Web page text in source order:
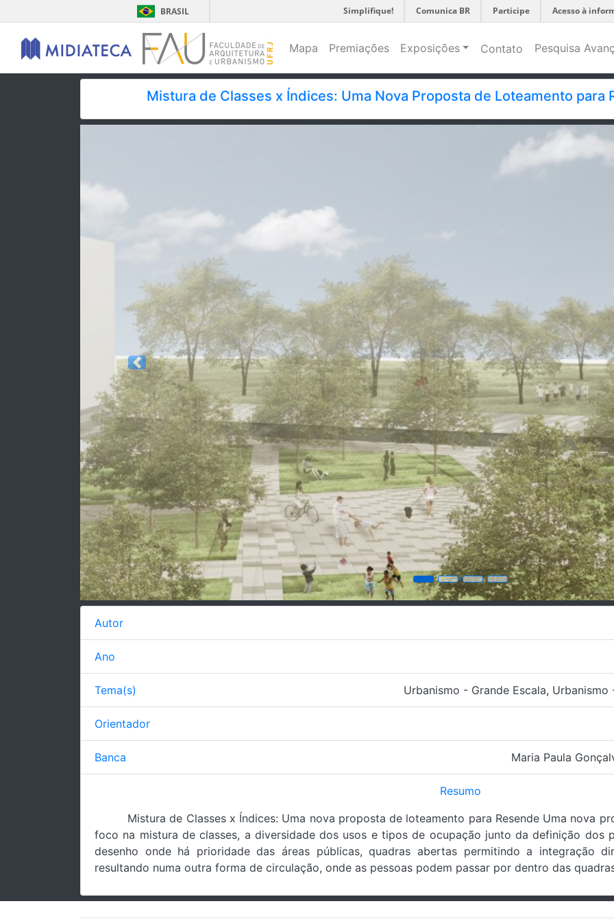
BRASIL Simplifique! Comunica BR Participe Acesso à
Mapa Premiações Exposições Contato Pesquisa
Mistura de Classes x Índices: Uma Nova Proposta de Loteamento para
Previous
Autor
Ano
Tema(s) Urbanismo - Grande Escala, Urbanismo
Orientador
Banca Maria Paula
Resumo
Mistura de Classes x Índices: Uma nova proposta de loteamento para Resende Uma nova
foco na mistura de classes, a diversidade dos usos e tipos de ocupação junto da definição dos
desenho onde há prioridade das áreas públicas, quadras abertas permitindo a integração
resultando numa outra forma de circulação, onde as pessoas podem passar por dentro das